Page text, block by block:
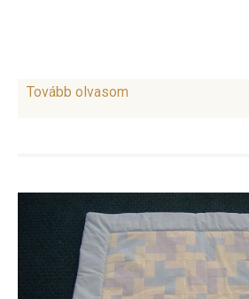
Tovább olvasom